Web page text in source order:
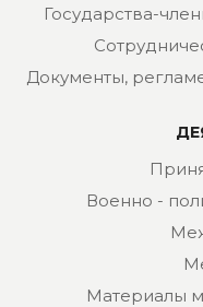
Государства-
Документы,
Военно -
Материалы